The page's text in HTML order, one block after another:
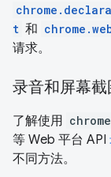
t 和
请求。
录音和屏幕截
了解使用
等 Web 平台 API
不同方法。